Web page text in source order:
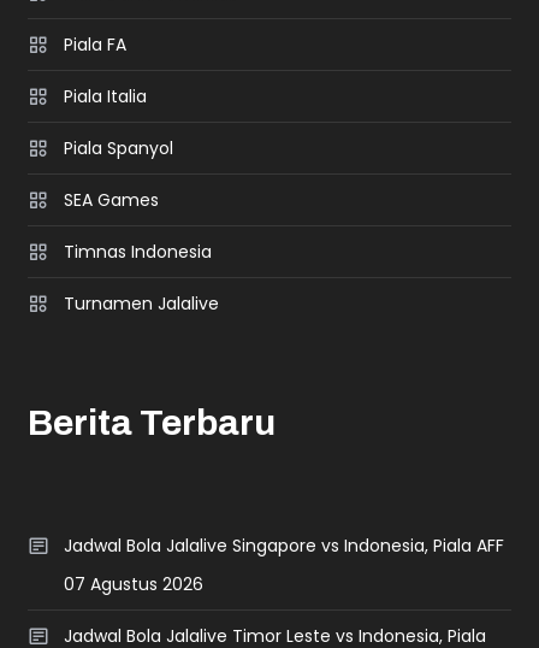
Piala FA
Piala Italia
Piala Spanyol
SEA Games
Timnas Indonesia
Turnamen Jalalive
Berita Terbaru
Jadwal Bola Jalalive Singapore vs Indonesia, Piala AFF
07 Agustus 2026
Jadwal Bola Jalalive Timor Leste vs Indonesia, Piala